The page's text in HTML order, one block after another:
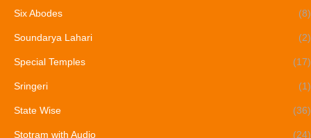
Six Abodes (8)
Soundarya Lahari (2)
Special Temples (17)
Sringeri (1)
State Wise (36)
Stotram with Audio (24)